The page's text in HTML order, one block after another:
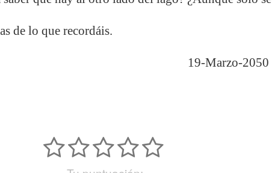
de lo que recordáis.
PADRE. 19-Marzo-2050